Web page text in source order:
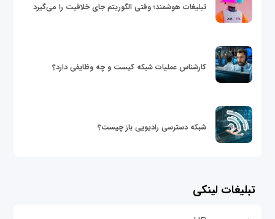
تبلیغات هوشمند؛ وقتی الگوریتم جای خلاقیت را می‌گیرد
کارشناس عملیات شبکه کیست و چه وظایفی دارد؟
شبکه دسترسی رادیویی باز چیست؟
تبلیغات لینکی